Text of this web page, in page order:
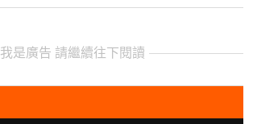
我是廣告 請繼續往下閱讀